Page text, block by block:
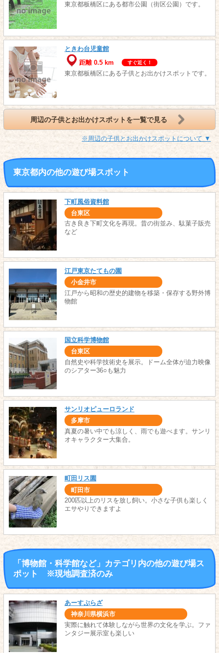
東京都板橋区にある都市公園（街区公園）です。
ときわ台児童館
距離 0.5 km
すぐ近く！
東京都板橋区にある子供とお出かけスポットです。
周辺の子供とお出かけスポットを一覧で見る
※周辺の子供とお出かけスポットについて ▼
東京都内の他の遊び場スポット
下町風俗資料館
台東区
古き良き下町文化を再現。昔の街並み、駄菓子販売
など
江戸東京たてもの園
小金井市
江戸から昭和の歴史的建物を移築・保存する野外博
物館
国立科学博物館
台東区
自然史や科学技術史を展示。ドーム全体が迫力映像
のシアター36○も魅力
サンリオピューロランド
多摩市
真夏の暑い中でも涼しく、雨でも遊べます。サンリ
オキャラクター大集合。
町田リス園
町田市
200匹以上のリスを放し飼い。小さな子供も楽しく
エサやりできますよ
「博物館・科学館など」カテゴリ内の他の遊び場ス
ポット ※現地調査済のみ
あーすぷらざ
神奈川県横浜市
実際に触れて体験しながら世界の文化を学ぶ。ファ
ンタジー展示室も楽しい